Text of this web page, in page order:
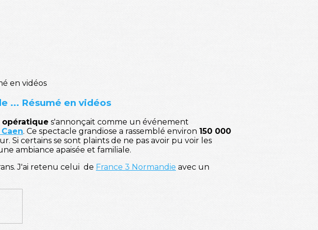
... Résumé en vidéos
opératique s'annonçait comme un événement
. Ce spectacle grandiose a rassemblé environ 150 000
Si certains se sont plaints de ne pas avoir pu voir les
ambiance apaisée et familiale.
J'ai retenu celui de France 3 Normandie avec un